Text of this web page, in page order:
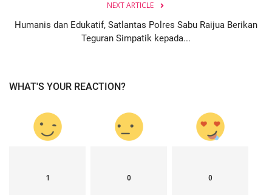
NEXT ARTICLE
Humanis dan Edukatif, Satlantas Polres Sabu Raijua Berikan
Teguran Simpatik kepada...
WHAT'S YOUR REACTION?
1 0 0